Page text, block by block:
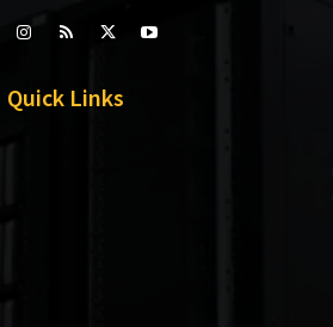
Quick Links